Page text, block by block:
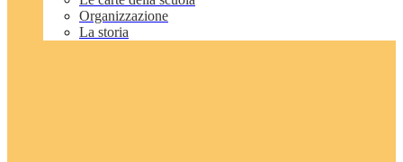
Organizzazione
La storia